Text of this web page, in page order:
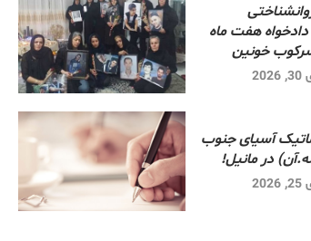
دادخواه هفت ماه
خونین
آسیای جنوب
در مانیل!